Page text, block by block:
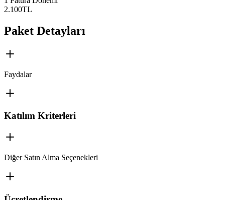
2.100TL
Paket Detayları
Faydalar
Katılım Kriterleri
Diğer Satın Alma Seçenekleri